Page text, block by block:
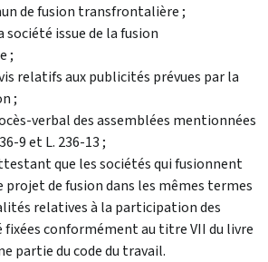
de fusion transfrontalière ;
issue de la fusion
;
relatifs aux publicités prévues par la
;
verbal des assemblées mentionnées
9 et L. 236-13 ;
que les sociétés qui fusionnent
de fusion dans les mêmes termes
relatives à la participation des
conformément au titre VII du livre
partie du code du travail.